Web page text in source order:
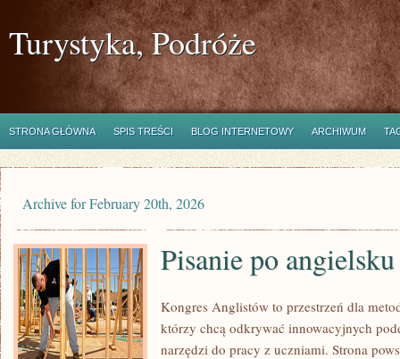
Turystyka, Podróże
STRONA GŁÓWNA SPIS TREŚCI BLOG INTERNETOWY ARCHIWUM
Archive for February 20th, 2026
Pisanie po angielsku
Kongres Anglistów to przestrzeń dla
którzy chcą odkrywać innowacyjnych
narzędzi do pracy z uczniami. Strona